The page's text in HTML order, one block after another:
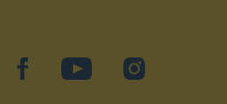
facebookYouTubeInstagram